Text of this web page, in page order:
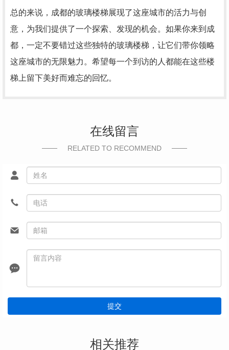
总的来说，成都的玻璃楼梯展现了这座城市的活力与创
意，为我们提供了一个探索、发现的机会。如果你来到成
都，一定不要错过这些独特的玻璃楼梯，让它们带你领略
这座城市的无限魅力。希望每一个到访的人都能在这些楼
梯上留下美好而难忘的回忆。
在线留言
RELATED TO RECOMMEND
提交
相关推荐